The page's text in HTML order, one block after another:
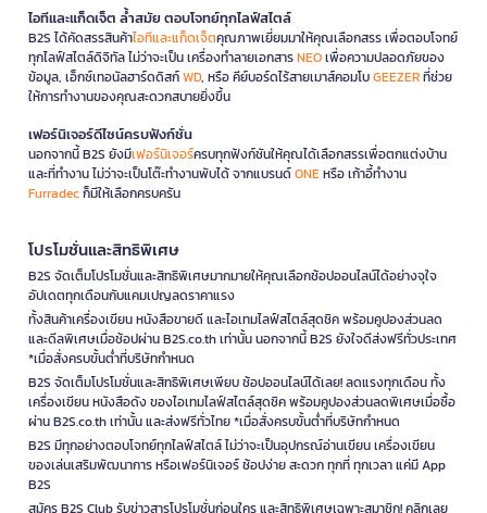
ไอทีและแก็ดเจ็ต ล้ำสมัย ตอบโจทย์ทุกไลฟ์สไตล์
B2S ได้คัดสรรสินค้าไอทีและแก็ดเจ็ตคุณภาพเยี่ยมมาให้คุณเลือกสรร เพื่อตอบโจทย์
ทุกไลฟ์สไตล์ดิจิทัล ไม่ว่าจะเป็น เครื่องทำลายเอกสารNEOเพื่อความปลอดภัยของ
ข้อมูล, เอ็กซ์เทอนัลฮาร์ดดิสก์WD, หรือ คีย์บอร์ดไร้สายเมาส์คอมโบGEEZERที่ช่วย
ให้การทำงานของคุณสะดวกสบายยิ่งขึ้น
เฟอร์นิเจอร์ดีไซน์ครบฟังก์ชั่น
นอกจากนี้ B2S ยังมีเฟอร์นิเจอร์ครบทุกฟังก์ชันให้คุณได้เลือกสรรเพื่อตกแต่งบ้าน
และที่ทำงาน ไม่ว่าจะเป็นโต๊ะทำงานพับได้ จากแบรนด์ONEหรือ เก้าอี้ทำงาน
Furradecก็มีให้เลือกครบครัน
โปรโมชั่นและสิทธิพิเศษ
B2S จัดเต็มโปรโมชั่นและสิทธิพิเศษมากมายให้คุณเลือกช้อปออนไลน์ได้อย่างจุใจ
อัปเดตทุกเดือนกับแคมเปญลดราคาแรง
ทั้งสินค้าเครื่องเขียน หนังสือขายดี และไอเทมไลฟ์สไตล์สุดชิค พร้อมคูปองส่วนลด
และดีลพิเศษเมื่อช้อปผ่าน B2S.co.th เท่านั้น นอกจากนี้ B2S ยังใจดีส่งฟรีทั่วประเทศ
*เมื่อสั่งครบขั้นต่ำที่บริษัทกำหนด
B2S จัดเต็มโปรโมชั่นและสิทธิพิเศษเพียบ ช้อปออนไลน์ได้เลย! ลดแรงทุกเดือน ทั้ง
เครื่องเขียน หนังสือดัง ของไอเทมไลฟ์สไตล์สุดชิค พร้อมคูปองส่วนลดพิเศษเมื่อซื้อ
ผ่าน B2S.co.th เท่านั้น และส่งฟรีทั่วไทย *เมื่อสั่งครบขั้นต่ำที่บริษัทกำหนด
B2S มีทุกอย่างตอบโจทย์ทุกไลฟ์สไตล์ ไม่ว่าจะเป็นอุปกรณ์อ่านเขียน เครื่องเขียน
ของเล่นเสริมพัฒนาการ หรือเฟอร์นิเจอร์ ช้อปง่าย สะดวก ทุกที่ ทุกเวลา แค่มี App
B2S
สมัคร B2S Club รับข่าวสารโปรโมชั่นก่อนใคร และสิทธิพิเศษเฉพาะสมาชิก! คลิกเลย